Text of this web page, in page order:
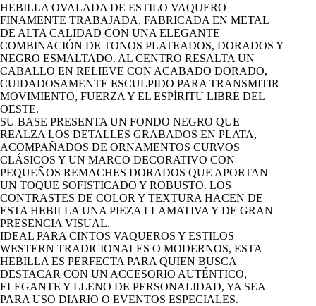
HEBILLA OVALADA DE ESTILO VAQUERO
FINAMENTE TRABAJADA, FABRICADA EN METAL
DE ALTA CALIDAD CON UNA ELEGANTE
COMBINACIÓN DE TONOS PLATEADOS, DORADOS Y
NEGRO ESMALTADO. AL CENTRO RESALTA UN
CABALLO EN RELIEVE CON ACABADO DORADO,
CUIDADOSAMENTE ESCULPIDO PARA TRANSMITIR
MOVIMIENTO, FUERZA Y EL ESPÍRITU LIBRE DEL
OESTE.
SU BASE PRESENTA UN FONDO NEGRO QUE
REALZA LOS DETALLES GRABADOS EN PLATA,
ACOMPAÑADOS DE ORNAMENTOS CURVOS
CLÁSICOS Y UN MARCO DECORATIVO CON
PEQUEÑOS REMACHES DORADOS QUE APORTAN
UN TOQUE SOFISTICADO Y ROBUSTO. LOS
CONTRASTES DE COLOR Y TEXTURA HACEN DE
ESTA HEBILLA UNA PIEZA LLAMATIVA Y DE GRAN
PRESENCIA VISUAL.
IDEAL PARA CINTOS VAQUEROS Y ESTILOS
WESTERN TRADICIONALES O MODERNOS, ESTA
HEBILLA ES PERFECTA PARA QUIEN BUSCA
DESTACAR CON UN ACCESORIO AUTÉNTICO,
ELEGANTE Y LLENO DE PERSONALIDAD, YA SEA
PARA USO DIARIO O EVENTOS ESPECIALES.